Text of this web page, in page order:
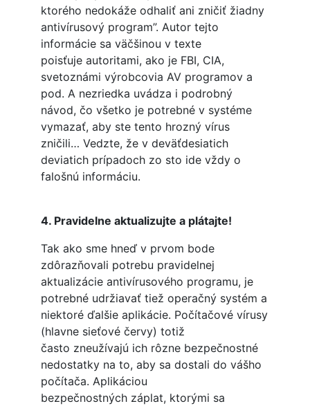
ktorého nedokáže odhaliť ani zničiť žiadny
antivírusový program”. Autor tejto
informácie sa väčšinou v texte
poisťuje autoritami, ako je FBI, CIA,
svetoznámi výrobcovia AV programov a
pod. A nezriedka uvádza i podrobný
návod, čo všetko je potrebné v systéme
vymazať, aby ste tento hrozný vírus
zničili… Vedzte, že v deväťdesiatich
deviatich prípadoch zo sto ide vždy o
falošnú informáciu.
4. Pravidelne aktualizujte a plátajte!
Tak ako sme hneď v prvom bode
zdôrazňovali potrebu pravidelnej
aktualizácie antivírusového programu, je
potrebné udržiavať tiež operačný systém a
niektoré ďalšie aplikácie. Počítačové vírusy
(hlavne sieťové červy) totiž
často zneužívajú ich rôzne bezpečnostné
nedostatky na to, aby sa dostali do vášho
počítača. Aplikáciou
bezpečnostných záplat, ktorými sa